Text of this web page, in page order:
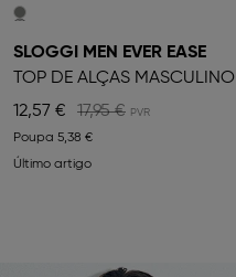
SLOGGI MEN EVER EASE
TOP DE ALÇAS MASCULINO
12,57 €
17,95 €
Poupa 5,38 €
Último artigo